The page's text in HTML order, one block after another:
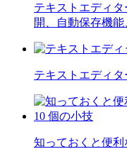
テキストエディタ
開、自動保存機
テキストエディ
知っておくと便